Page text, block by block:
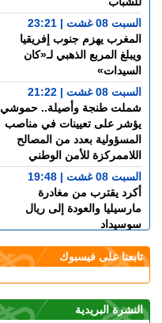
السبت 08 غشت | 23:21
المغرب يهزم جنوب إفريقيا
ويبلغ المربع الذهبي لـ«كان
السيدات»
السبت 08 غشت | 21:22
شملت طنجة وأصيلة.. حموشي
يؤشر على تعيينات في مناصب
المسؤولية بعدد من المصالح
اللاممركزة للأمن الوطني
السبت 08 غشت | 19:48
أكرد يقترب من مغادرة
مارسيليا والعودة إلى ريال
سوسيداد
السبت 08 غشت | 17:48
قضية الصحراء المغربية..
صحرائه
تابعنا على فيسبوك
النشرة البريدية